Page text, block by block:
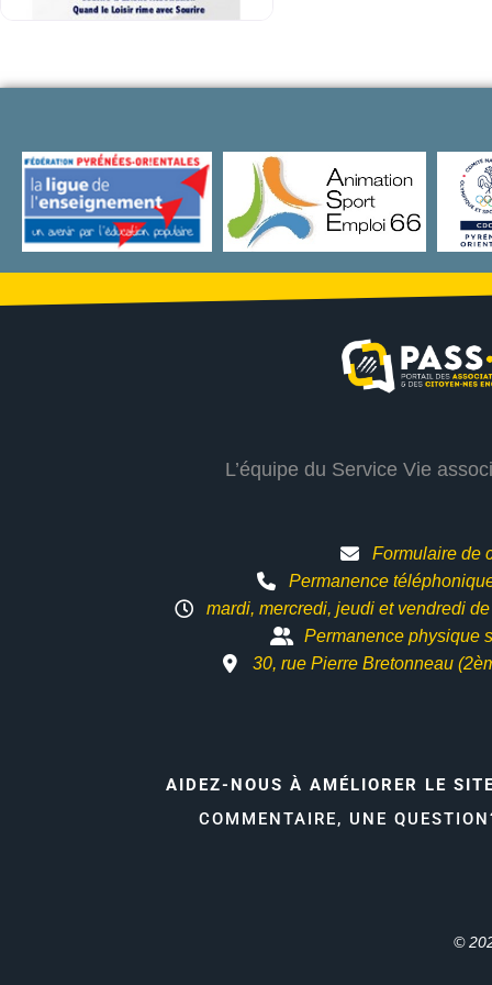
L’équipe du Service Vie
Formulaire de
Permanence
mardi, mercredi, jeudi et vendredi
Permanence physique
30, rue Pierre Bretonneau
AIDEZ-NOUS À AMÉLIORER LE
COMMENTAIRE, UNE
©